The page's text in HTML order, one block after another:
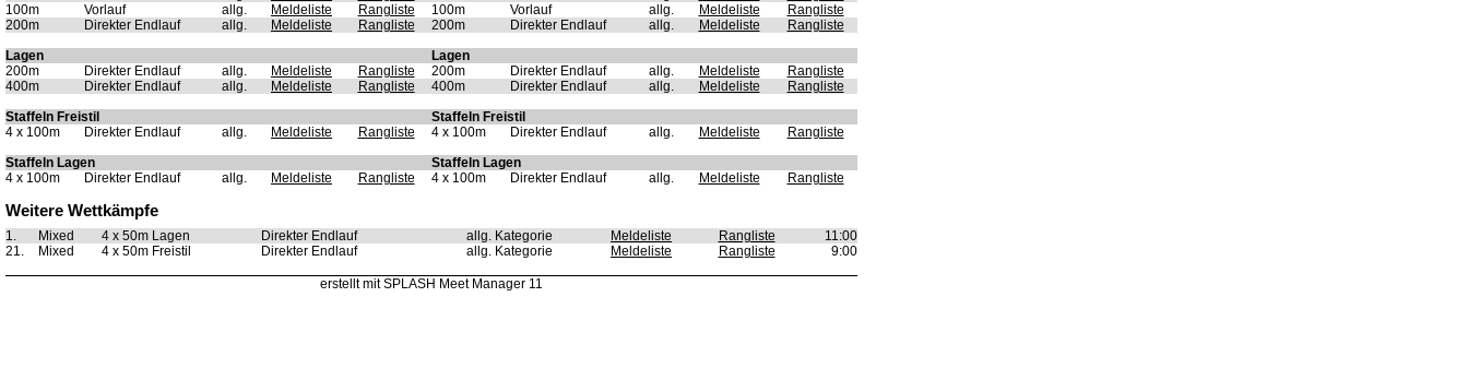
100m
Vorlauf allg. Meldeliste Rangliste 100m Vorlauf allg. Meldeliste
Rangliste
200m
Direkter Endlauf allg. Meldeliste Rangliste 200m Direkter Endlauf allg. Meldeliste
Rangliste
Lagen
Lagen
200m
Direkter Endlauf allg. Meldeliste Rangliste 200m Direkter Endlauf allg. Meldeliste
Rangliste
400m
Direkter Endlauf allg. Meldeliste Rangliste 400m Direkter Endlauf allg. Meldeliste
Rangliste
Staffeln Freistil
Staffeln Freistil
4 x 100m
Direkter Endlauf allg. Meldeliste Rangliste 4 x 100m Direkter Endlauf allg. Meldeliste
Rangliste
Staffeln Lagen
Staffeln Lagen
4 x 100m
Direkter Endlauf allg. Meldeliste Rangliste 4 x 100m Direkter Endlauf allg. Meldeliste Rangliste
Weitere Wettkämpfe
1. Mixed 4 x 50m Lagen Direkter Endlauf allg. Kategorie Meldeliste Rangliste
11:00
21.
Mixed 4 x 50m Freistil Direkter Endlauf allg. Kategorie Meldeliste Rangliste 9:00
erstellt mit SPLASH Meet Manager 11